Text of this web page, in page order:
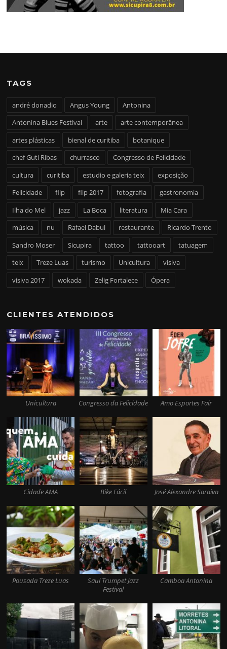
TAGS
andré donadio Angus Young
Antonina
Antonina Blues Festival
arte
arte contemporânea
artes plásticas
bienal de curitiba
botanique
chef Guti Ribas
churrasco
Congresso de Felicidade
cultura
curitiba estudio e galeria teix
exposição
Felicidade
flip flip 2017 fotografia
gastronomia
Ilha do Mel
jazz La Boca literatura
Mia Cara
música
nu Rafael Dabul restaurante
Ricardo Trento
Sandro Moser
Sicupira tattoo tattooart
tatuagem
teix
Treze Luas turismo Unicultura
visiva
visiva 2017
wokada Zelig Fortalece Ópera
CLIENTES ATENDIDOS
Unicultura Congresso da Felicidade Amo Esportes Fair
Cidade AMA Bike Fácil José Alexandre Saraiva
Pousada Treze Luas
Saul Trumpet Jazz
Festival
Camboa Antonina